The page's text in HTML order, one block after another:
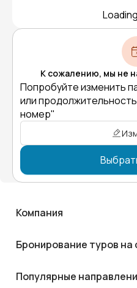
К сожалению, мы не
Попробуйте изменить
или
номер"
Компания
Бронирование туров на
Популярные